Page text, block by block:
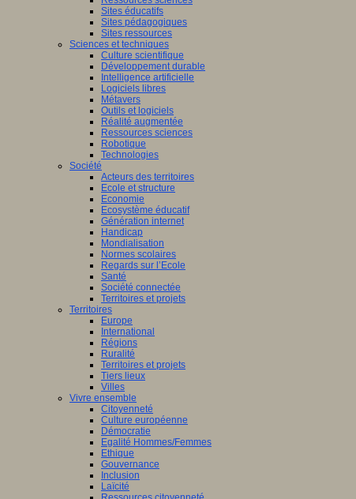
Sites éducatifs
Sites pédagogiques
Sites ressources
Sciences et techniques
Culture scientifique
Développement durable
Intelligence artificielle
Logiciels libres
Métavers
Outils et logiciels
Réalité augmentée
Ressources sciences
Robotique
Technologies
Société
Acteurs des territoires
Ecole et structure
Economie
Ecosystème éducatif
Génération internet
Handicap
Mondialisation
Normes scolaires
Regards sur l’Ecole
Santé
Société connectée
Territoires et projets
Territoires
Europe
International
Régions
Ruralité
Territoires et projets
Tiers lieux
Villes
Vivre ensemble
Citoyenneté
Culture européenne
Démocratie
Egalité Hommes/Femmes
Ethique
Gouvernance
Inclusion
Laïcité